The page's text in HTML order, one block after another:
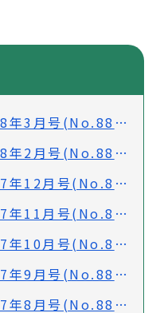
3月号(No.887)
2月号(No.886)
12月号(No.884)
11月号(No.883)
10月号(No.882)
9月号(No.881)
8月号(No.880)